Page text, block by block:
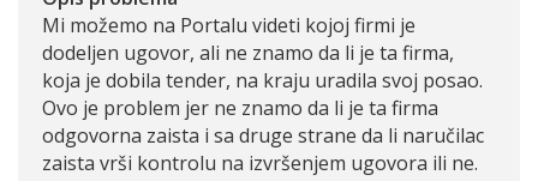
Mi možemo na Portalu videti kojoj firmi je
dodeljen ugovor, ali ne znamo da li je ta firma,
koja je dobila tender, na kraju uradila svoj posao.
Ovo je problem jer ne znamo da li je ta firma
odgovorna zaista i sa druge strane da li naručilac
zaista vrši kontrolu na izvršenjem ugovora ili ne.